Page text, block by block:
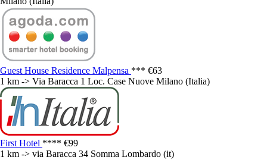
Guest House Residence Malpensa *** €63
1 km -> Via Baracca 1 Loc. Case Nuove Milano (Italia)
First Hotel **** €99
1 km -> via Baracca 34 Somma Lombardo (it)